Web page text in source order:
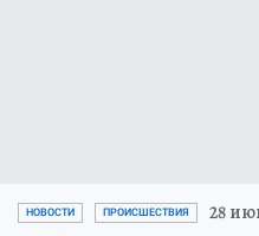
НОВОСТИ ПРОИСШЕСТВИЯ 28